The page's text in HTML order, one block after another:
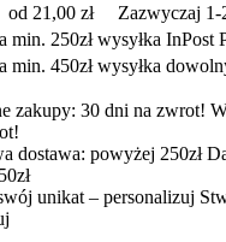
od 21,00 zł
Zazwyczaj 1-
min. 250zł wysyłka InPost
min. 450zł wysyłka